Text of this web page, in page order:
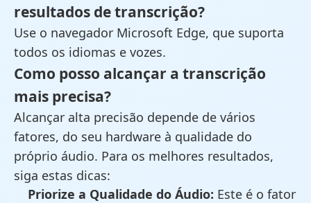
resultados de transcrição?
Use o navegador Microsoft Edge, que suporta
todos os idiomas e vozes.
Como posso alcançar a transcrição
mais precisa?
Alcançar alta precisão depende de vários
fatores, do seu hardware à qualidade do
próprio áudio. Para os melhores resultados,
siga estas dicas:
Priorize a Qualidade do Áudio: Este é o fator